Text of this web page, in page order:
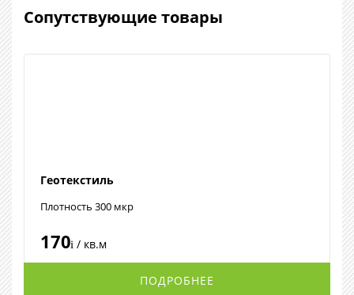
Сопутствующие товары
Геотекстиль
Плотность 300 мкр
170i / кв.м
ПОДРОБНЕЕ